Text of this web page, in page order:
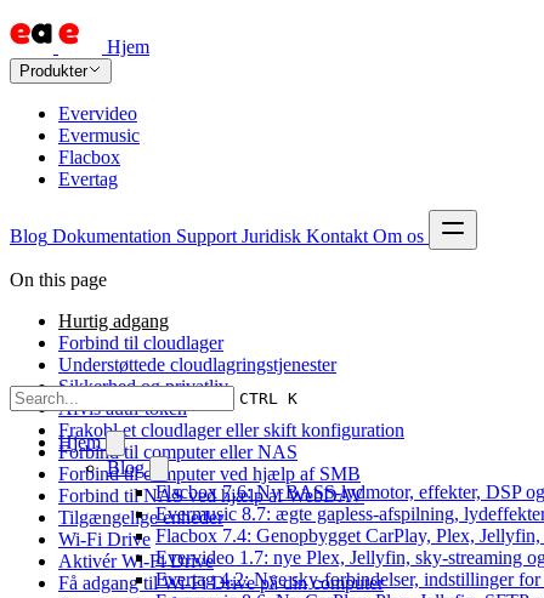
Hjem
Produkter
Evervideo
Evermusic
Flacbox
Evertag
Blog Dokumentation Support Juridisk Kontakt Om os
CTRL K
Hjem
Blog
Flacbox 7.6: Ny BASS-lydmotor, effekter, DSP
Evermusic 8.7: ægte gapless-afspilning,
Flacbox 7.4: Genopbygget CarPlay, Plex,
Evervideo 1.7: nye Plex, Jellyfin, sky-streaming
Evertag 4.2: Nye sky-forbindelser, indstillinger
On this page
Hurtig adgang
Forbind til cloudlager
Understøttede cloudlagringstjenester
Sikkerhed og privatliv
Afvis auth-token
Frakobl et cloudlager eller skift konfiguration
Forbind til computer eller NAS
Forbind til computer ved hjælp af SMB
Forbind til NAS ved hjælp af WebDAV
Tilgængelige enheder
Wi-Fi Drive
Aktivér Wi-Fi Drive
Få adgang til Wi-Fi Drive på din computer